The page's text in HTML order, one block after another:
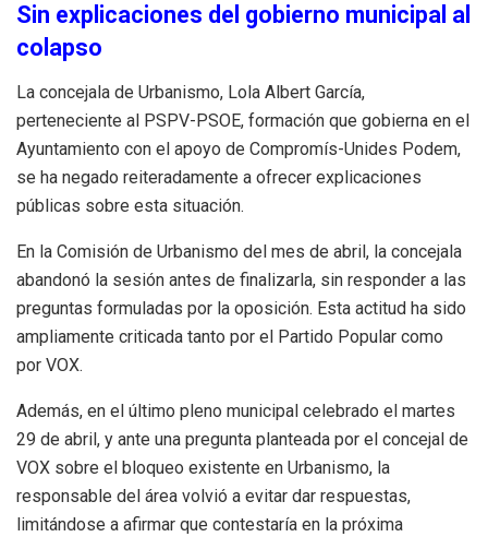
Sin explicaciones del gobierno municipal al
colapso
La concejala de Urbanismo, Lola Albert García,
perteneciente al PSPV-PSOE, formación que gobierna en el
Ayuntamiento con el apoyo de Compromís-Unides Podem,
se ha negado reiteradamente a ofrecer explicaciones
públicas sobre esta situación.
En la Comisión de Urbanismo del mes de abril, la concejala
abandonó la sesión antes de finalizarla, sin responder a las
preguntas formuladas por la oposición. Esta actitud ha sido
ampliamente criticada tanto por el Partido Popular como
por VOX.
Además, en el último pleno municipal celebrado el martes
29 de abril, y ante una pregunta planteada por el concejal de
VOX sobre el bloqueo existente en Urbanismo, la
responsable del área volvió a evitar dar respuestas,
limitándose a afirmar que contestaría en la próxima